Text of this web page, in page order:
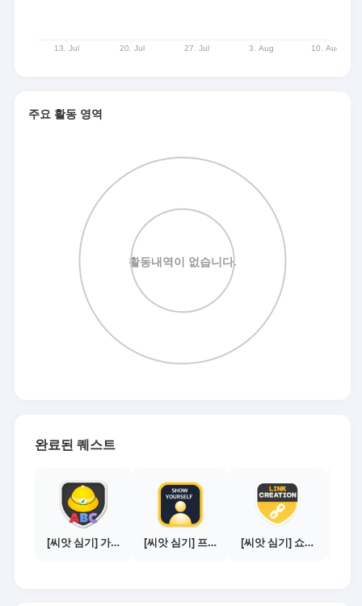
주요 활동 영역
완료된 퀘스트
[씨앗 심기] 가이드보기 - 매체별 활동 가이드 [씨앗 심기] 프로필 사진 등록하기 [씨앗 심기] 쇼핑몰 링크 발급하기 - 제휴몰 10곳